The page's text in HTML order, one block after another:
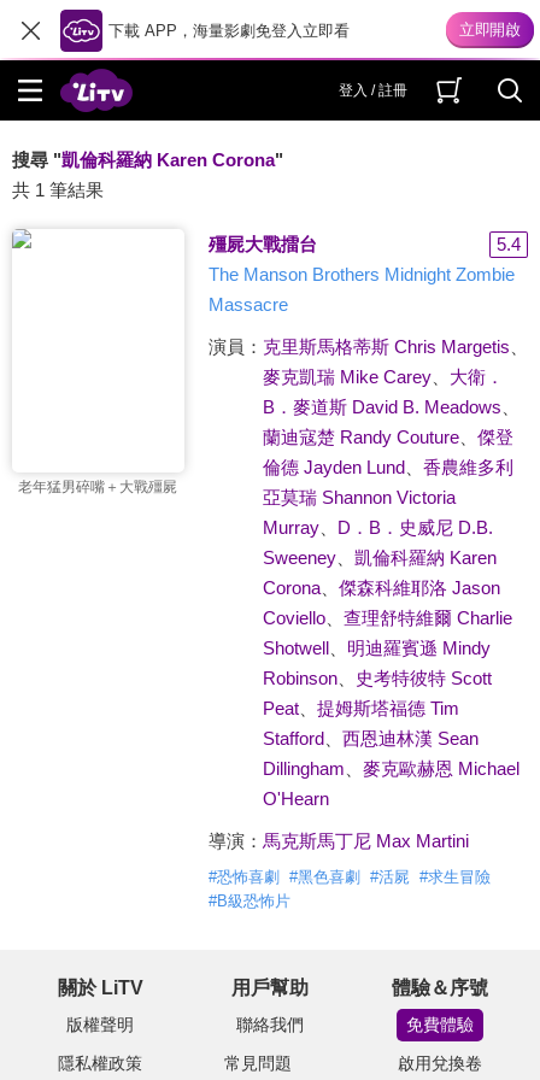
下載 APP，海量影劇免登入立即看
登入 / 註冊
搜尋 "凱倫科羅納 Karen Corona"
共 1 筆結果
老年猛男碎嘴＋大戰殭屍
殭屍大戰擂台
5.4
The Manson Brothers Midnight Zombie
Massacre
演員： 克里斯馬格蒂斯 Chris Margetis
麥克凱瑞 Mike Carey、 大衛．
B．麥道斯 David B. Meadows
蘭迪寇楚 Randy Couture、 傑登
倫德 Jayden Lund、 香農維多利
亞莫瑞 Shannon Victoria
Murray、 D．B．史威尼 D.B.
Sweeney、 凱倫科羅納 Karen
Corona、 傑森科維耶洛 Jason
Coviello、 查理舒特維爾 Charlie
Shotwell、 明迪羅賓遜 Mindy
Robinson、
史考特彼特 Scott
Peat、 提姆斯塔福德 Tim
Stafford、 西恩迪林漢 Sean
Dillingham
麥克歐赫恩 Michael
O'Hearn
導演： 馬克斯馬丁尼 Max Martini
#恐怖喜劇 #黑色喜劇 #活屍 #求生冒險
#B級恐怖片
關於 LiTV
版權聲明
隱私權政策
用戶幫助
聯絡我們
常見問題
體驗＆序號
免費體驗
啟用兌換卷